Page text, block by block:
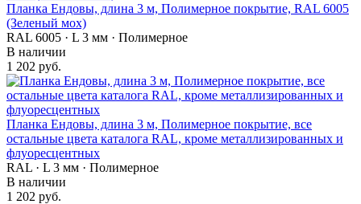
Планка Ендовы, длина 3 м, Полимерное покрытие, RAL 6005
(Зеленый мох)
RAL 6005 · L 3 мм · Полимерное
В наличии
1 202 руб.
Планка Ендовы, длина 3 м, Полимерное покрытие, все
остальные цвета каталога RAL, кроме металлизированных и
флуоресцентных
RAL · L 3 мм · Полимерное
В наличии
1 202 руб.